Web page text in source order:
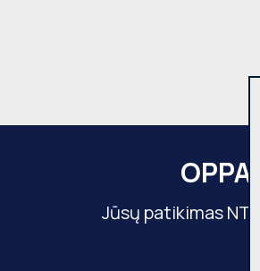
OPPA
Jūsų patikimas NT